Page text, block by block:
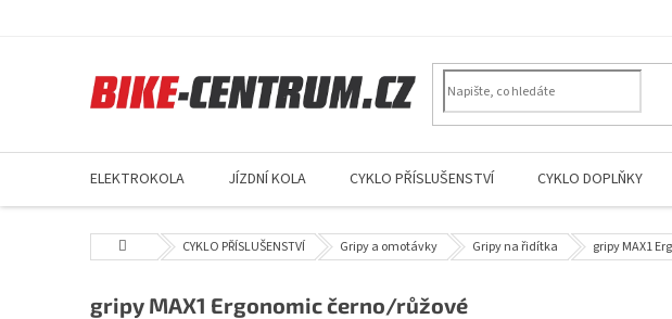
ELEKTROKOLA JÍZDNÍ KOLA CYKLO PŘÍSLUŠENSTVÍ CYKLO DOPLŇKY
Domů CYKLO PŘÍSLUŠENSTVÍ Gripy a omotávky Gripy na řidítka gripy MAX1
gripy MAX1 Ergonomic černo/růžové